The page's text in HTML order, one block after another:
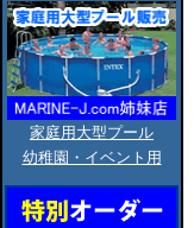
家庭用大型プール
幼稚園・イベント用